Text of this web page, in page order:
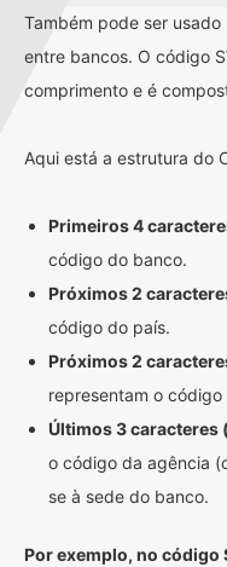
Também pode ser
entre bancos. O código
comprimento e é
Aqui está a estrutura do
Primeiros 4
código do banco.
Próximos 2
código do país.
Próximos 2
representam o
Últimos 3 caracteres
o código da agência
se à sede do banco.
Por exemplo, no código